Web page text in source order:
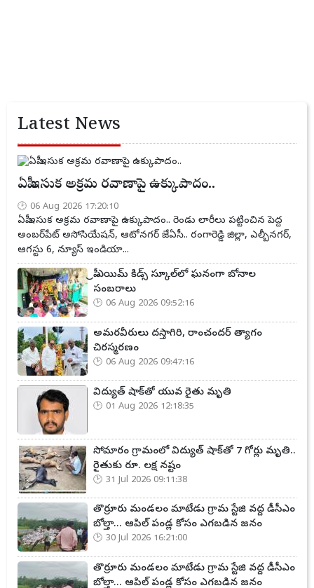
Latest News
ఏపీ ఇసుక అక్రమ రవాణాపై ఉక్కుపాదం..
06 Aug 2026 17:20:10
ఏపీ ఇసుక అక్రమ రవాణాపై ఉక్కుపాదం.. రెండు లారీలు పట్టించిన పెద్ద
అంబర్‌పేట్ అసోసియేషన్, ఆటోనగర్ జేఏసీ.. రంగారెడ్డి జిల్లా, ఎల్బీనగర్,
ఆగస్టు 6, న్యూస్ ఇండియా...
ప్రీ ఎయిమ్ కిడ్స్ స్కూల్‌లో ఘనంగా బోనాల
సంబరాలు
06 Aug 2026 09:52:16
అమరవీరులు దస్తాగిరి, రాంచందర్ త్యాగం
చిరస్మరణం
06 Aug 2026 09:47:16
విద్యుత్ షాక్‌తో యువ రైతు మృతి
01 Aug 2026 12:18:35
సోమారం గ్రామంలో విద్యుత్ షాక్‌తో 7 గోర్లు మృతి..
రైతుకు రూ. లక్ష నష్టం
31 Jul 2026 09:11:38
తొర్రూరు మండలం మాటేడు గ్రామ స్టేజి వద్ద డీసీఎం
బోల్తా... ఆపిల్ పండ్ల కోసం ఎగబడిన జనం
30 Jul 2026 16:21:00
తొర్రూరు మండలం మాటేడు గ్రామ స్టేజి వద్ద డీసీఎం
బోల్తా... ఆపిల్ పండ్ల కోసం ఎగబడిన జనం